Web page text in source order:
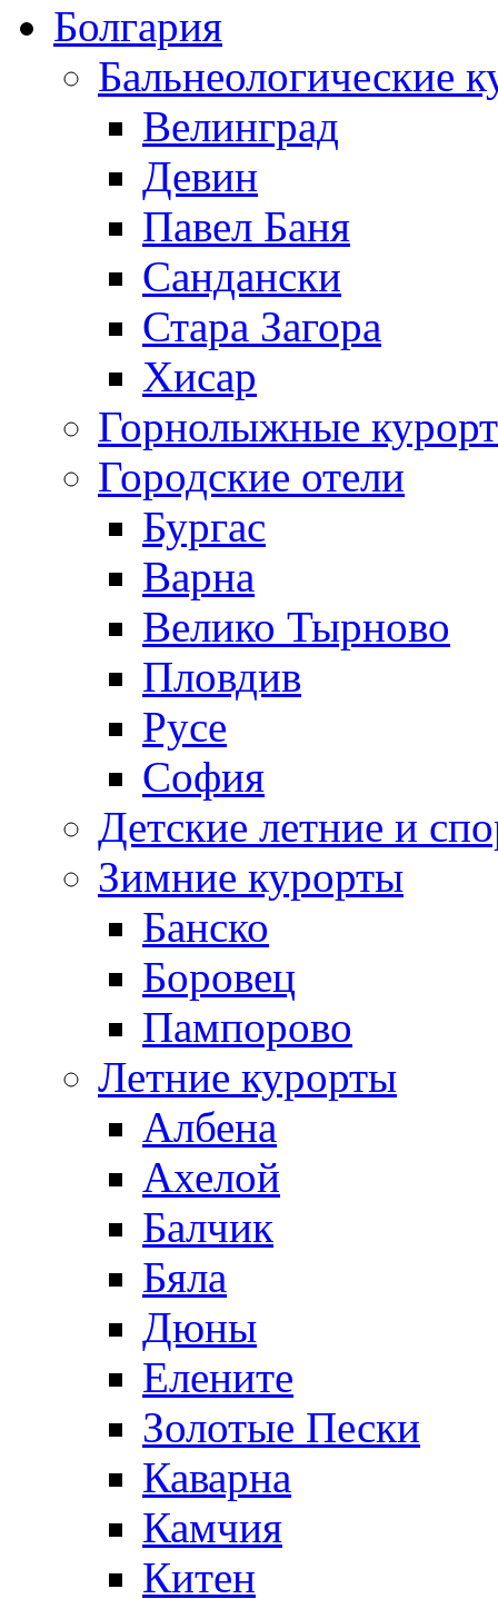
Болгария
Бальнеологические
Велинград
Девин
Павел Баня
Сандански
Стара Загора
Хисар
Горнолыжные
Городские отели
Бургас
Варна
Велико Тырново
Пловдив
Русе
София
Детские летние и
Зимние курорты
Банско
Боровец
Пампорово
Летние курорты
Албена
Ахелой
Балчик
Бяла
Дюны
Елените
Золотые Пески
Каварна
Камчия
Китен